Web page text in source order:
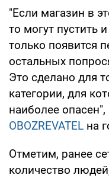
"Если магазин в
то могут пустить
только появится
остальных
Это сделано для
категории, для
наиболее
OBOZREVATEL на
Отметим, ранее
количество